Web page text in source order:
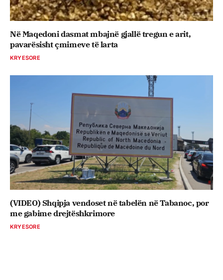
Në Maqedoni dasmat mbajnë gjallë tregun e arit,
pavarësisht çmimeve të larta
KRYESORE
(VIDEO) Shqipja vendoset në tabelën në Tabanoc, por
me gabime drejtëshkrimore
KRYESORE